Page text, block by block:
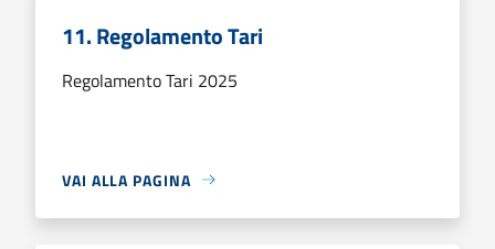
11. Regolamento Tari
Regolamento Tari 2025
VAI ALLA PAGINA